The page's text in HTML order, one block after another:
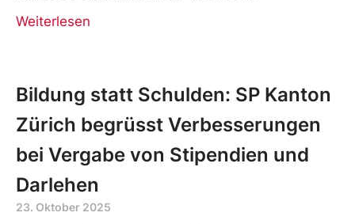
Weiterlesen
Bildung statt Schulden: SP Kanton
Zürich begrüsst Verbesserungen
bei Vergabe von Stipendien und
Darlehen
23. Oktober 2025